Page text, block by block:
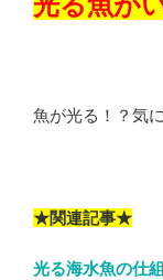
魚が光る！？気
★関連記事★
光る海水魚の仕